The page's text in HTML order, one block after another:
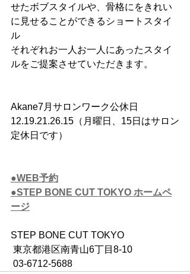
せたボブスタイルや、骨格にをきれい
に見せることができるショートスタイ
ル
それぞれお一人お一人にあったスタイ
ルをご提案させていただきます。
Akane7月サロンワーク公休日
12.19.21.26.15（月曜日、15日はサロン
定休日です）
●WEB予約
●STEP BONE CUT TOKYO ホームペ
ージ
STEP BONE CUT TOKYO
東京都港区南青山6丁目8-10
03-6712-5688